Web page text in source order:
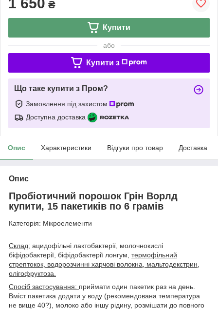
₴
Купити
або
Купити з
Що таке купити з Пром?
Замовлення під захистом
Доступна доставка
Опис Характеристики Відгуки про товар Доставка
Опис
Пробіотичний порошок Грін Ворлд
купити, 15 пакетиків по 6 грамів
Категорія: Мікроелементи
Склад: ацидофільні лактобактерії, молочнокислі
біфідобактерії, біфідобактерії лонгум, термофільний
стрептокок, водорозчинні харчові волокна, мальтодекстрин,
олігофруктоза.
Спосіб застосування: приймати один пакетик раз на день.
Вміст пакетика додати у воду (рекомендована температура
не вище 40?), молоко або іншу рідину, розмішати до повного